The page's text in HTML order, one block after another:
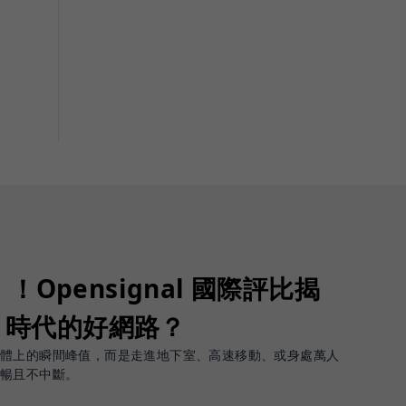
！Opensignal 國際評比揭
代的好網路？
上的瞬間峰值，而是走進地下室、高速移動、或身處萬人
且不中斷。